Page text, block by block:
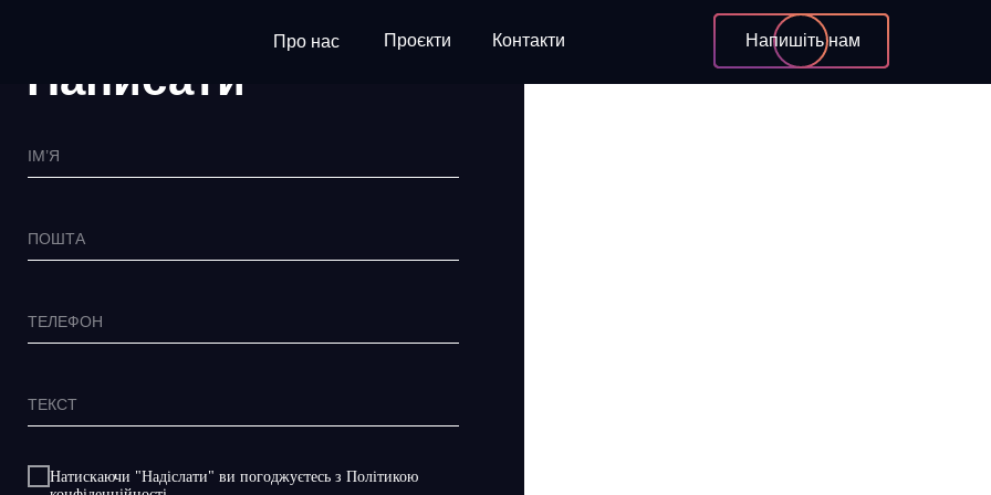
Про нас Проєкти Контакти Напишіть нам
Написати
ІМ’Я
ПОШТА
ТЕЛЕФОН
ТЕКСТ
Натискаючи "Надiслати" ви погоджуєтесь з Політикою